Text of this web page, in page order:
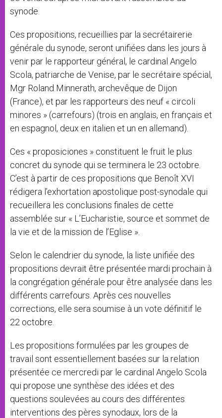
synode.
Ces propositions, recueillies par la secrétairerie
générale du synode, seront unifiées dans les jours à
venir par le rapporteur général, le cardinal Angelo
Scola, patriarche de Venise, par le secrétaire spécial,
Mgr Roland Minnerath, archevêque de Dijon
(France), et par les rapporteurs des neuf « circoli
minores » (carrefours) (trois en anglais, en français et
en espagnol, deux en italien et un en allemand).
Ces « proposiciones » constituent le fruit le plus
concret du synode qui se terminera le 23 octobre.
C’est à partir de ces propositions que Benoît XVI
rédigera l’exhortation apostolique post-synodale qui
recueillera les conclusions finales de cette
assemblée sur « L’Eucharistie, source et sommet de
la vie et de la mission de l’Eglise ».
Selon le calendrier du synode, la liste unifiée des
propositions devrait être présentée mardi prochain à
la congrégation générale pour être analysée dans les
différents carrefours. Après ces nouvelles
corrections, elle sera soumise à un vote définitif le
22 octobre.
Les propositions formulées par les groupes de
travail sont essentiellement basées sur la relation
présentée ce mercredi par le cardinal Angelo Scola
qui propose une synthèse des idées et des
questions soulevées au cours des différentes
interventions des pères synodaux, lors de la